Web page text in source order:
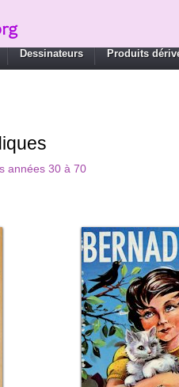
Dessinateurs Produits
années 30 à 70